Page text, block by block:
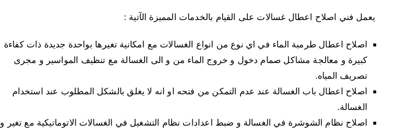
يعمل فني اصلاح اعطال غسالات على القيام بالخدمات المميزة الآتية :
اصلاح اعطال طرمبة الماء في اي نوع من انواع الغسالات مع امكانية تغيرها بواحدة جديدة ذات كفاءة
كبيرة و معالجة مشاكل صمام دخول و خروج الماء من و الى الغسالة مع تنظيف المواسير و مجرى
تصريف المياه.
اصلاح اعطال باب الغسالة عند عدم التمكن من فتحه او انه لا يغلق بالشكل المطلوب عند استخدام
الغسالة.
اصلاح نظام الشوشرة في الغسالة و ضبط اعدادات نظام التشغيل في الغسالات الاتوماتيكية مع تغير و